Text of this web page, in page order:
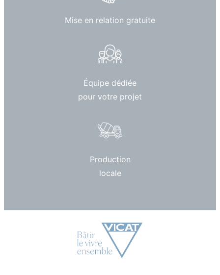
Mise en relation gratuite
Équipe dédiée
pour votre projet
Production
locale